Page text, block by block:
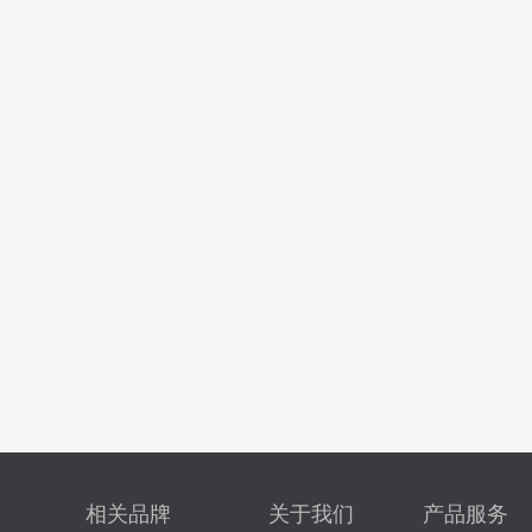
相关品牌 关于我们 产品服务